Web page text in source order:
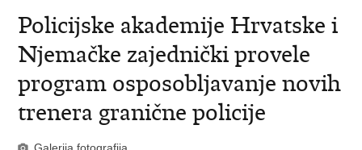
Policijske akademije Hrvatske i
Njemačke zajednički provele
program osposobljavanje novih
trenera granične policije